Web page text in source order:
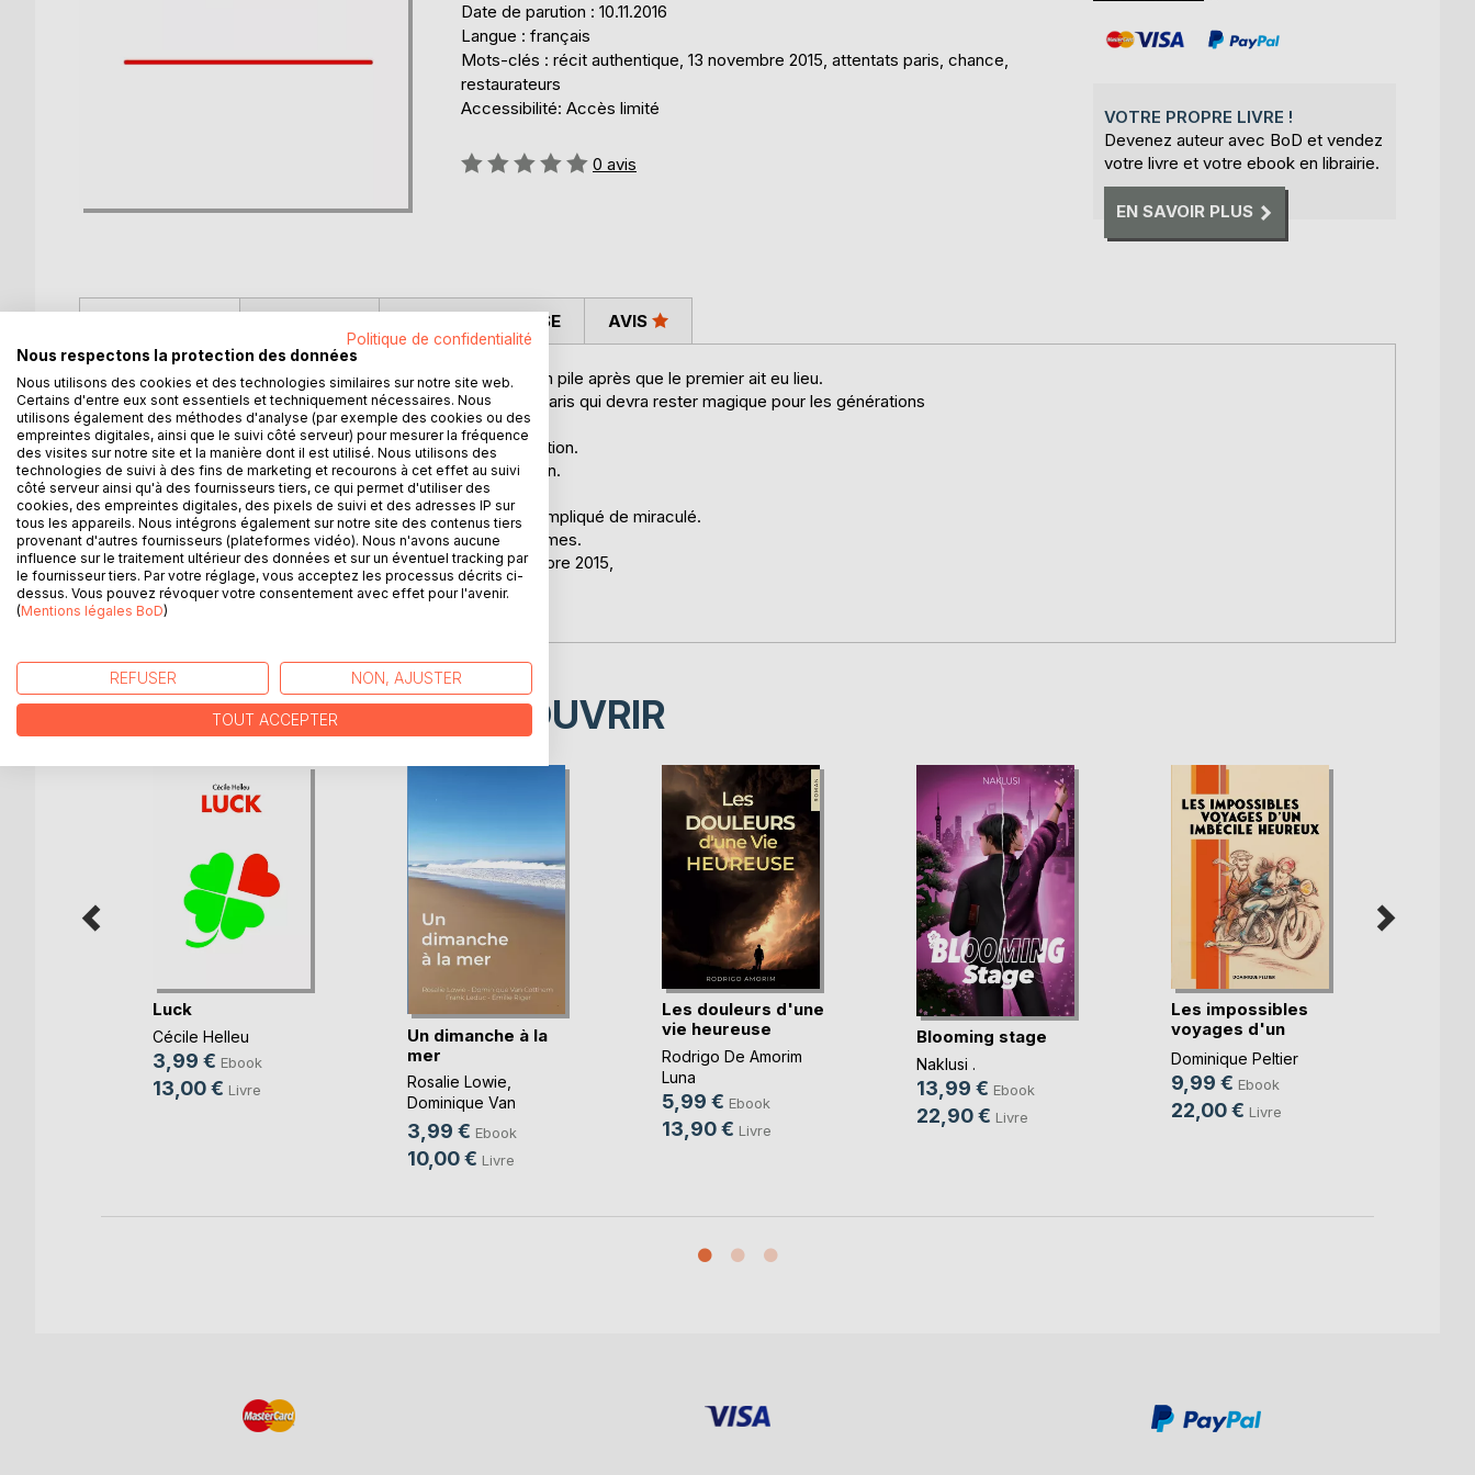
Date de parution : 10.11.2016
Langue : français
Mots-clés : récit authentique, 13 novembre 2015, attentats paris, chance,
restaurateurs
Accessibilité: Accès limité
Évaluation:
0 avis
VOTRE PROPRE LIVRE !
Devenez auteur avec BoD et vendez
votre livre et votre ebook en librairie.
EN SAVOIR PLUS
Le récit unique d'une succession de miracles, publié un an pile après que le premier ait eu lieu.
Le récit d'une nuit de terreur dans une rue meurtrie d'un Paris qui devra rester magique pour les générations
futures.
Le récit authentique d'une destruction après une déflagration.
Le récit d'une reconstruction, après l'horreur : la réparation.
Le récit vrai d'une chance invraisemblable.
Le récit de la suite, une réflexion imposée sur le statut compliqué de miraculé.
Une succession de miracles nommée Baraka pour les intimes.
D'un miracle initial nommé : L'Amarré, Vendredi 13 Novembre 2015,
à 21h32. 5 rue de la fontaine au roi, 75011 Paris.
"Because we'll luck you too : ensemble, toujours."
CRITIQUES PRESSE AVIS
D’AUTRES TITRES À DÉCOUVRIR
Luck
Cécile Helleu
3,99 € Ebook
13,00 € Livre
Un dimanche à la
mer
Rosalie Lowie
Dominique Van
Cotthem, ...
3,99 € Ebook
10,00 € Livre
Les douleurs d'une
vie heureuse
Rodrigo De Amorim
Luna
5,99 € Ebook
13,90 € Livre
Blooming stage
Naklusi .
13,99 € Ebook
22,90 € Livre
Les impossibles
voyages d'un
imbéc(...)
Dominique Peltier
9,99 € Ebook
22,00 € Livre
Politique de confidentialité
Nous respectons la protection des données
Nous utilisons des cookies et des technologies similaires sur notre site web.
Certains d'entre eux sont essentiels et techniquement nécessaires. Nous
utilisons également des méthodes d'analyse (par exemple des cookies ou des
empreintes digitales, ainsi que le suivi côté serveur) pour mesurer la fréquence
des visites sur notre site et la manière dont il est utilisé. Nous utilisons des
technologies de suivi à des fins de marketing et recourons à cet effet au suivi
côté serveur ainsi qu'à des fournisseurs tiers, ce qui permet d'utiliser des
cookies, des empreintes digitales, des pixels de suivi et des adresses IP sur
tous les appareils. Nous intégrons également sur notre site des contenus tiers
provenant d'autres fournisseurs (plateformes vidéo). Nous n'avons aucune
influence sur le traitement ultérieur des données et sur un éventuel tracking par
le fournisseur tiers. Par votre réglage, vous acceptez les processus décrits ci-
dessus. Vous pouvez révoquer votre consentement avec effet pour l'avenir.
(Mentions légales BoD)
REFUSER NON, AJUSTER
TOUT ACCEPTER